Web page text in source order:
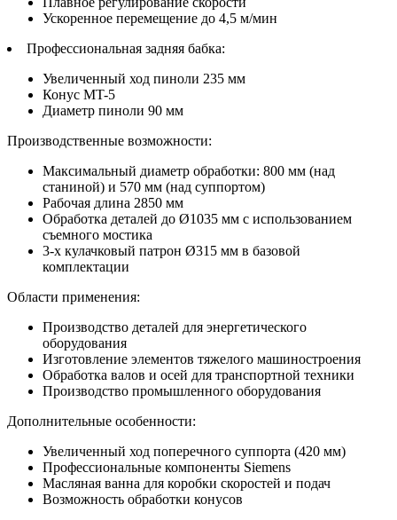
Ускоренное перемещение до 4,5 м/мин
Профессиональная задняя бабка:
Увеличенный ход пиноли 235 мм
Конус MT-5
Диаметр пиноли 90 мм
Производственные возможности:
Максимальный диаметр обработки: 800 мм (над
станиной) и 570 мм (над суппортом)
Рабочая длина 2850 мм
Обработка деталей до Ø1035 мм с использованием
съемного мостика
3-х кулачковый патрон Ø315 мм в базовой
комплектации
Области применения:
Производство деталей для энергетического
оборудования
Изготовление элементов тяжелого машиностроения
Обработка валов и осей для транспортной техники
Производство промышленного оборудования
Дополнительные особенности:
Увеличенный ход поперечного суппорта (420 мм)
Профессиональные компоненты Siemens
Масляная ванна для коробки скоростей и подач
Возможность обработки конусов